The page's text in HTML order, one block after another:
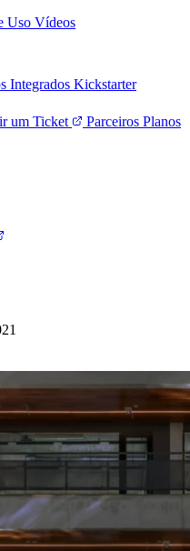
Uso Vídeos
Integrados Kickstarter
um Ticket Parceiros Planos